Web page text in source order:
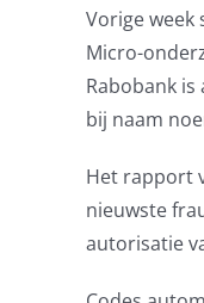
Vorige week
Micro-
Rabobank
bij naam
Het rapport
nieuwste
autorisatie